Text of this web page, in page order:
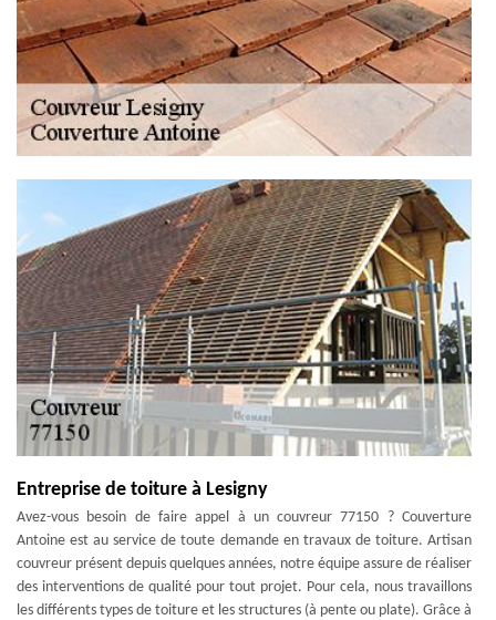
Entreprise de toiture à Lesigny
Avez-vous besoin de faire appel à un couvreur 77150 ? Couverture
Antoine est au service de toute demande en travaux de toiture. Artisan
couvreur présent depuis quelques années, notre équipe assure de réaliser
des interventions de qualité pour tout projet. Pour cela, nous travaillons
les différents types de toiture et les structures (à pente ou plate). Grâce à